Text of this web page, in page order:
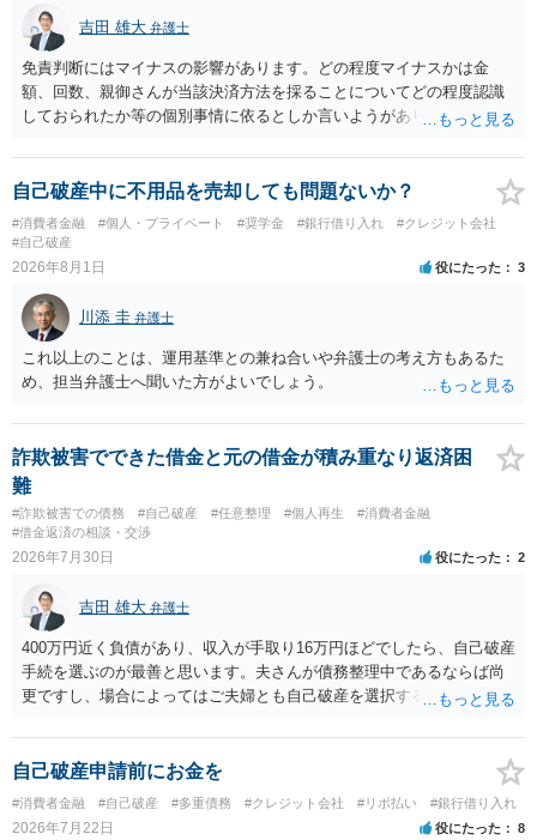
吉田 雄大 弁護士
免責判断にはマイナスの影響があります。どの程度マイナスかは金
額、回数、親御さんが当該決済方法を採ることについてどの程度認識
しておられたか等の個別事情に依るとしか言いようがありません。 と
なって相談し、善後策を考えることをお勧めします。
自己破産中に不用品を売却しても問題ないか？
#消費者金融 #個人・プライベート #奨学金 #銀行借り入れ
#クレジット会社
#自己破産
2026年8月1日 役にたった 3
川添 圭 弁護士
これ以上のことは、運用基準との兼ね合いや弁護士の考え方もあるた
め、担当弁護士へ聞いた方がよいでしょう。
詐欺被害でできた借金と元の借金が積み重なり返済困
難
#詐欺被害での債務 #自己破産 #任意整理 #個人再生
#消費者金融
#借金返済の相談・交渉
2026年7月30日 役にたった 2
吉田 雄大 弁護士
400万円近く負債があり、収入が手取り16万円ほどでしたら、自己破産
手続を選ぶのが最善と思います。夫さんが債務整理中であるならば尚
更ですし、場合によってはご夫婦とも自己破産を選択する方法もある
自己破産申請前にお金を
#消費者金融 #自己破産 #多重債務 #クレジット会社 #リボ払い #銀行借り入れ
2026年7月22日 役にたった 8